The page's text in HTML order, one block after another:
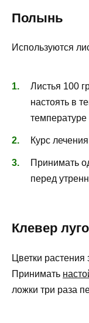
Полынь
Используются
Листья 100
настоять в
Курс
Принимать
перед
Клевер
Цветки растения
Принимать
ложки три раза